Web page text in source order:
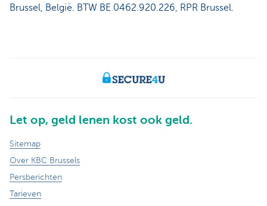
Brussel, België. BTW BE 0462.920.226, RPR Brussel.
Let op, geld lenen kost ook geld.
Sitemap
Over KBC Brussels
Persberichten
Tarieven